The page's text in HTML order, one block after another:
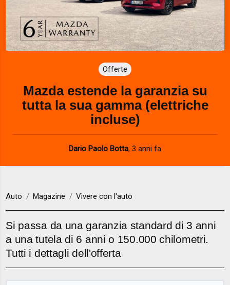
Offerte
Mazda estende la garanzia su
tutta la sua gamma (elettriche
incluse)
Dario Paolo Botta, 3 anni fa
Auto Magazine Vivere con l'auto
Si passa da una garanzia standard di 3 anni
a una tutela di 6 anni o 150.000 chilometri.
Tutti i dettagli dell'offerta